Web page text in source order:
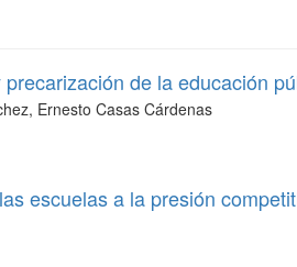
de la educación
Ernesto Casas Cárdenas
escuelas a la presión